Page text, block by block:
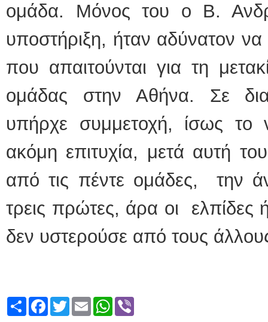
ομάδα. Μόνος του ο Β.
υποστήριξη, ήταν αδύνατον
που απαιτούνται για τη
ομάδας στην Αθήνα. Σε
υπήρχε συμμετοχή, ίσως το
ακόμη επιτυχία, μετά αυτή
από τις πέντε ομάδες, την
τρεις πρώτες, άρα οι
δεν υστερούσε από τους
ShareFacebook
TwitterEmailWhatsApp